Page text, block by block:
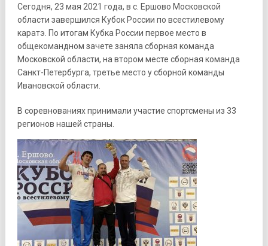
Сегодня, 23 мая 2021 года, в с. Ершово Московской
области завершился Кубок России по всестилевому
каратэ. По итогам Кубка России первое место в
общекомандном зачете заняла сборная команда
Московской области, на втором месте сборная команда
Санкт-Петербурга, третье место у сборной команды
Ивановской области.
В соревнованиях принимали участие спортсмены из 33
регионов нашей страны.